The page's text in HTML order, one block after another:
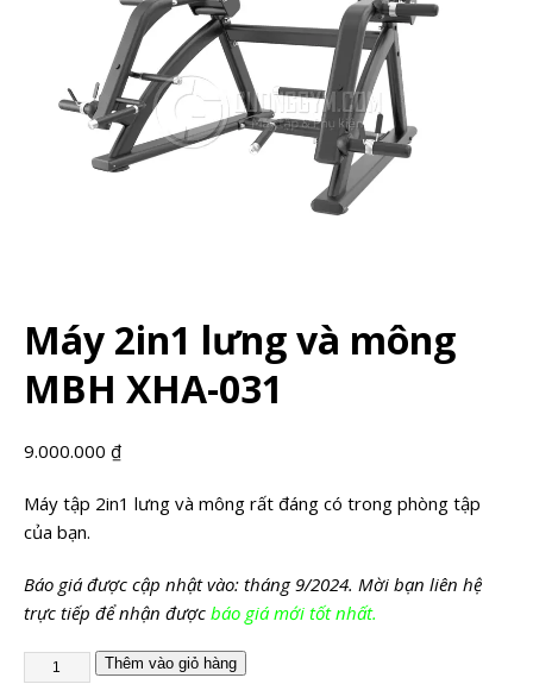
Máy 2in1 lưng và mông
MBH XHA-031
9.000.000 ₫
Máy tập 2in1 lưng và mông rất đáng có trong phòng tập
của bạn.
Báo giá được cập nhật vào: tháng 9/2024. Mời bạn liên hệ
trực tiếp để nhận được báo giá mới tốt nhất.
Thêm vào giỏ hàng